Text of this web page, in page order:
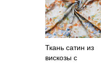
Ткань сатин из
вискозы с